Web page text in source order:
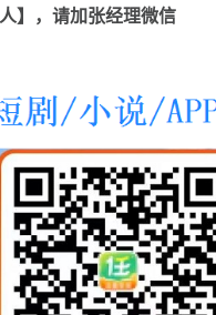
】，请加张经理微信